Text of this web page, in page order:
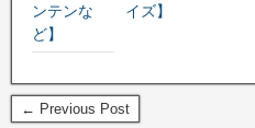
ンテンな
ど】
イズ】
← Previous Post